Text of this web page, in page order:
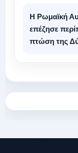
Η Ρωμαϊκή
επέζησε
πτώση της